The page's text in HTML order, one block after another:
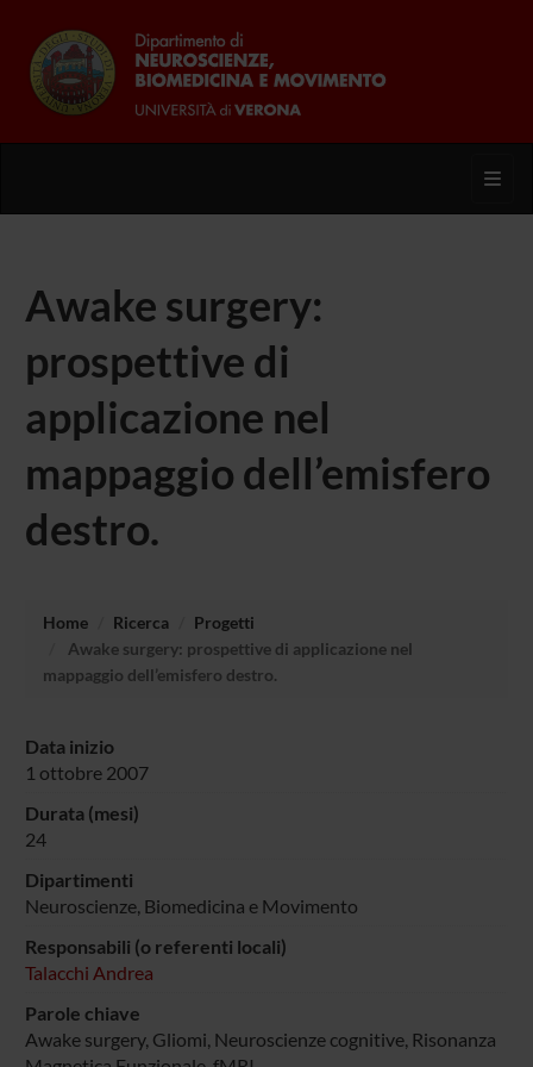
Awake surgery:
prospettive di
applicazione nel
mappaggio dell’emisfero
destro.
Home Ricerca
Progetti
Awake surgery: prospettive di applicazione nel
mappaggio dell’emisfero destro.
Data inizio
1 ottobre 2007
Durata (mesi)
24
Dipartimenti
Neuroscienze, Biomedicina e Movimento
Responsabili (o referenti locali)
Talacchi Andrea
Parole chiave
Awake surgery, Gliomi, Neuroscienze cognitive, Risonanza